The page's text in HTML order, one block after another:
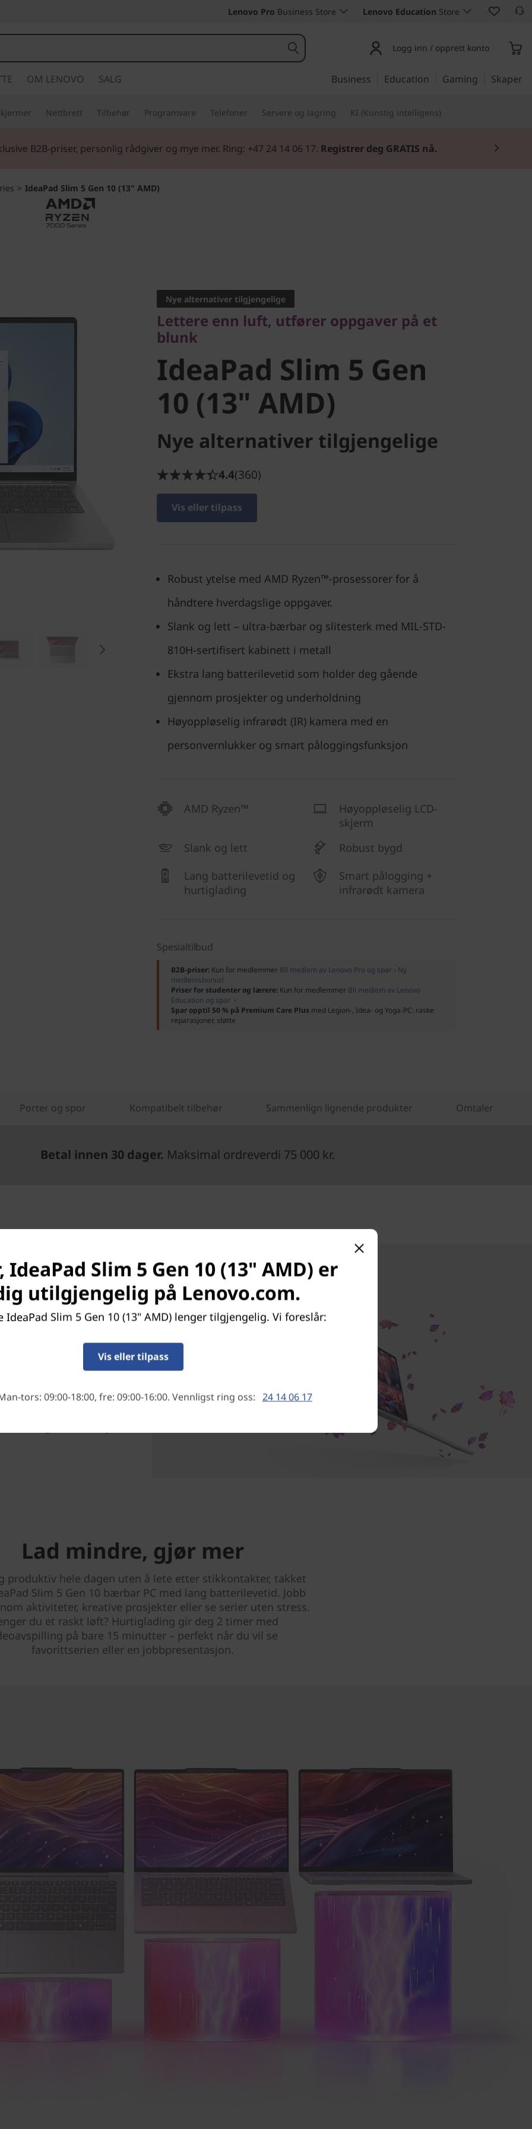
Lenovo Pro Business Store Lenovo Education Store
Logg inn / opprett konto
OM LENOVO SALG Business Education Gaming Skaper
Nettbrett Tilbehør Programvare Telefoner Servere og lagring KI (Kunstig intelligens)
B2B-priser, personlig rådgiver og mye mer. Ring: +47 24 14 06 17. Registrer deg GRATIS nå.
> IdeaPad Slim 5 Gen 10 (13" AMD)
blunk
IdeaPad Slim 5 Gen
10 (13" AMD)
Nye alternativer tilgjengelige
Lettere enn luft, utfører oppgaver på et
blunk
IdeaPad Slim 5 Gen
10 (13" AMD)
Nye alternativer tilgjengelige
4.4(360)
Vis eller tilpass
Robust ytelse med AMD Ryzen™-prosessorer for å
håndtere hverdagslige oppgaver.
Slank og lett – ultra-bærbar og slitesterk med MIL-STD-
810H-sertifisert kabinett i metall
Ekstra lang batterilevetid som holder deg gående
gjennom prosjekter og underholdning
Høyoppløselig infrarødt (IR) kamera med en
personvernlukker og smart påloggingsfunksjon
AMD Ryzen™
Høyoppløselig LCD-
skjerm
Slank og lett
Robust bygd
Lang batterilevetid og
hurtiglading
Smart pålogging +
infrarødt kamera
Spesialtilbud
B2B-priser: Kun for medlemmer Bli medlem av Lenovo Pro og spar › Ny
medlemsbonus!
Priser for studenter og lærere: Kun for medlemmer Bli medlem av Lenovo
Education og spar ›
Spar opptil 50 % på Premium Care Plus med Legion-, Idea- og Yoga-PC: raske
reparasjoner, støtte
Porter og spor Kompatibelt tilbehør Sammenlign lignende produkter Omtaler
Betal innen 30 dager. Maksimal ordreverdi 75 000 kr.
til neste
og mye mer. Dra nytte
pålitelighet og
AMD Ryzen™-
til hybelen.
Lad mindre, gjør mer
produktiv hele dagen uten å lete etter stikkontakter, takket
Slim 5 Gen 10 bærbar PC med lang batterilevetid. Jobb
aktiviteter, kreative prosjekter eller se serier uten stress.
du et raskt løft? Hurtiglading gir deg 2 timer med
på bare 15 minutter – perfekt når du vil se
favorittserien eller en jobbpresentasjon.
IdeaPad Slim 5 Gen 10 (13" AMD) er
utilgjengelig på Lenovo.com.
IdeaPad Slim 5 Gen 10 (13" AMD) lenger tilgjengelig. Vi foreslår:
Vis eller tilpass
tors: 09:00-18:00, fre: 09:00-16:00. Vennligst ring oss: 24 14 06 17